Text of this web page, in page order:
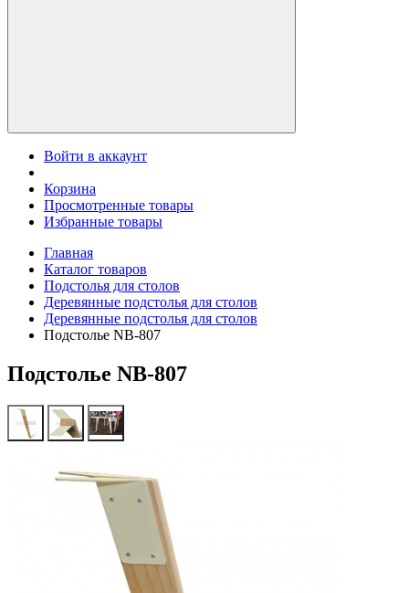
Войти в аккаунт
Корзина
Просмотренные товары
Избранные товары
Главная
Каталог товаров
Подстолья для столов
Деревянные подстолья для столов
Деревянные подстолья для столов
Подстолье NB-807
Подстолье NB-807